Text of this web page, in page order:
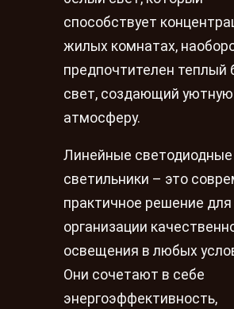
способствует
жилых комнатах,
предпочтителен теплый
свет, создающий уютную
атмосферу.
Линейные светодиодные
светильники – это
практичное решение для
организации
освещения в любых
Они сочетают в себе
энергоэффективность,